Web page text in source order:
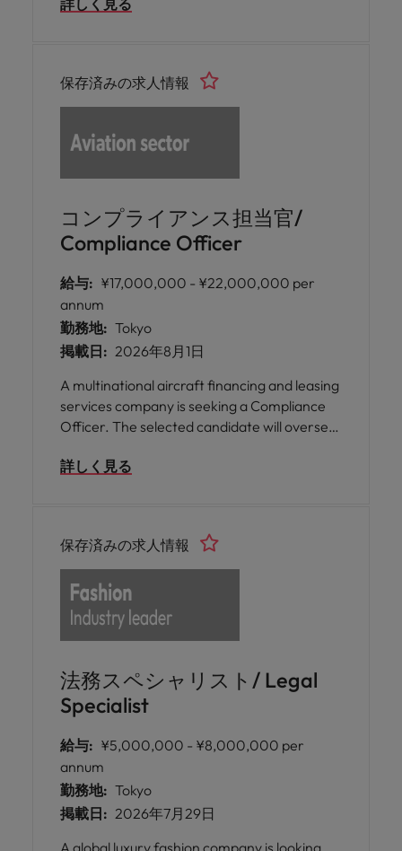
reviewing, and managing contracts and
詳しく見る
コンプライアンス担当官/
Compliance Officer
保存済みの求人情報
給与: ¥17,000,000 - ¥22,000,000 per
annum
勤務地: Tokyo
掲載日: 2026年8月1日
A multinational aircraft financing and leasing
services company is seeking a Compliance
Officer. The selected candidate will oversee
frameworks, and guide business operations
詳しく見る
法務スペシャリスト/ Legal
Specialist
保存済みの求人情報
給与: ¥5,000,000 - ¥8,000,000 per
annum
勤務地: Tokyo
掲載日: 2026年7月29日
A global luxury fashion company is looking